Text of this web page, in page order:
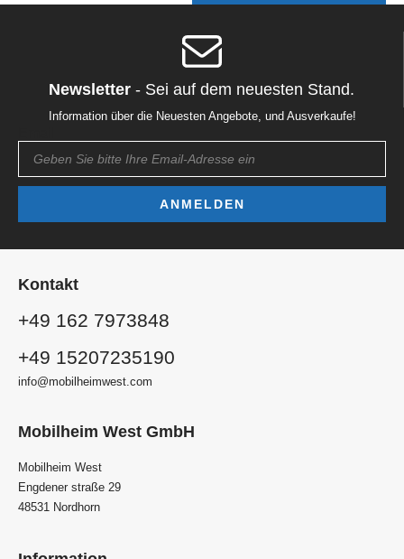
Newsletter - Sei auf dem neuesten Stand.
Information über die Neuesten Angebote, und Ausverkaufe!
ANMELDEN
Kontakt
+49 162 7973848
+49 15207235190
info@mobilheimwest.com
Mobilheim West GmbH
Mobilheim West
Engdener straße 29
48531 Nordhorn